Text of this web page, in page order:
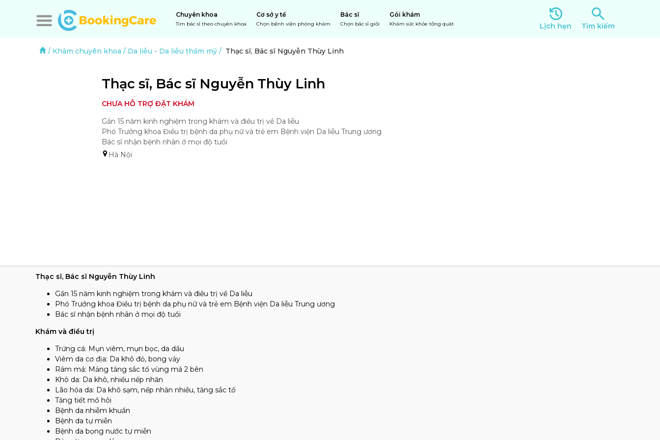
Chuyên khoa
Tìm bác sĩ theo chuyên khoa
Cơ sở y tế
Chọn bệnh viện phòng khám
Bác sĩ
Chọn bác sĩ giỏi
Gói khám
Khám sức khỏe tổng quát Lịch hẹn Tìm kiếm
/ Khám chuyên khoa / Da liễu - Da liễu thẩm mỹ / Thạc sĩ, Bác sĩ Nguyễn Thùy Linh
Thạc sĩ, Bác sĩ Nguyễn Thùy Linh
CHƯA HỖ TRỢ ĐẶT KHÁM
Gần 15 năm kinh nghiệm trong khám và điều trị về Da liễu
Phó Trưởng khoa Điều trị bệnh da phụ nữ và trẻ em Bệnh viện Da liễu Trung ương
Bác sĩ nhận bệnh nhân ở mọi độ tuổi
Hà Nội
Thạc sĩ, Bác sĩ Nguyễn Thùy Linh
Gần 15 năm kinh nghiệm trong khám và điều trị về Da liễu
Phó Trưởng khoa Điều trị bệnh da phụ nữ và trẻ em Bệnh viện Da liễu Trung ương
Bác sĩ nhận bệnh nhân ở mọi độ tuổi
Khám và điều trị
Trứng cá: Mụn viêm, mụn bọc, da dầu
Viêm da cơ địa: Da khô đỏ, bong vảy
Rám má: Mảng tăng sắc tố vùng má 2 bên
Khô da: Da khô, nhiều nếp nhăn
Lão hóa da: Da khô sạm, nếp nhăn nhiều, tăng sắc tố
Tăng tiết mồ hôi
Bệnh da nhiễm khuẩn
Bệnh da tự miễn
Bệnh da bọng nước tự miễn